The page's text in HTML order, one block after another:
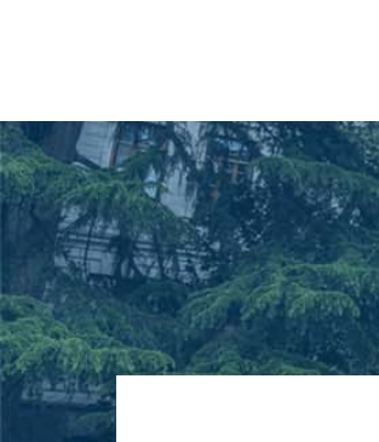
STATE UNIVERSITY